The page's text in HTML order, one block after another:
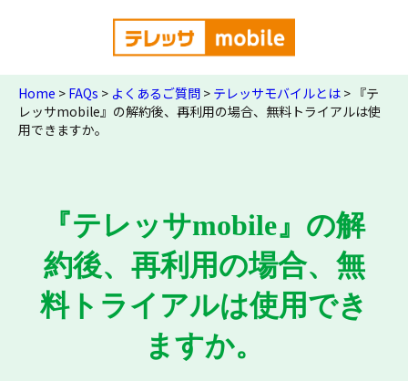
Home > FAQs > よくあるご質問 > テレッサモバイルとは > 『テ
レッサmobile』の解約後、再利用の場合、無料トライアルは使
用できますか。
『テレッサmobile』の解
約後、再利用の場合、無
料トライアルは使用でき
ますか。